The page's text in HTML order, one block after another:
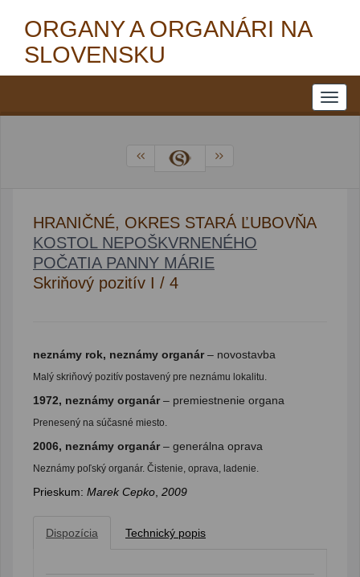
ORGANY A ORGANÁRI NA
SLOVENSKU
HRANIČNÉ, OKRES STARÁ ĽUBOVŇA
KOSTOL NEPOŠKVRNENÉHO
POČATIA PANNY MÁRIE
Skriňový pozitív I / 4
neznámy rok, neznámy organár– novostavba
Malý skriňový pozitív postavený pre neznámu lokalitu.
1972, neznámy organár– premiestnenie organa
Prenesený na súčasné miesto.
2006, neznámy organár– generálna oprava
Neznámy poľský organár. Čistenie, oprava, ladenie.
Prieskum: Marek Cepko 2009
Dispozícia Technický popis